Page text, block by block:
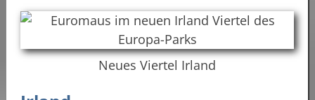
Neues Viertel Irland